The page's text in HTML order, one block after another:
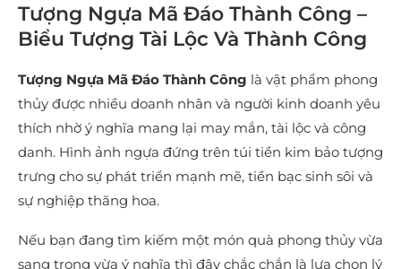
Tượng Ngựa Mã Đáo Thành Công –
Biểu Tượng Tài Lộc Và Thành Công
Tượng Ngựa Mã Đáo Thành Công là vật phẩm phong
thủy được nhiều doanh nhân và người kinh doanh yêu
thích nhờ ý nghĩa mang lại may mắn, tài lộc và công
danh. Hình ảnh ngựa đứng trên túi tiền kim bảo tượng
trưng cho sự phát triển mạnh mẽ, tiền bạc sinh sôi và
sự nghiệp thăng hoa.
Nếu bạn đang tìm kiếm một món quà phong thủy vừa
sang trọng vừa ý nghĩa thì đây chắc chắn là lựa chọn lý